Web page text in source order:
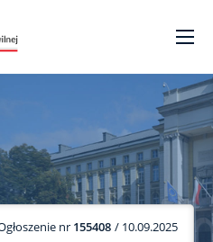
nr 155408 / 10.09.2025